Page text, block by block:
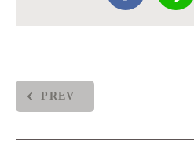
PREV